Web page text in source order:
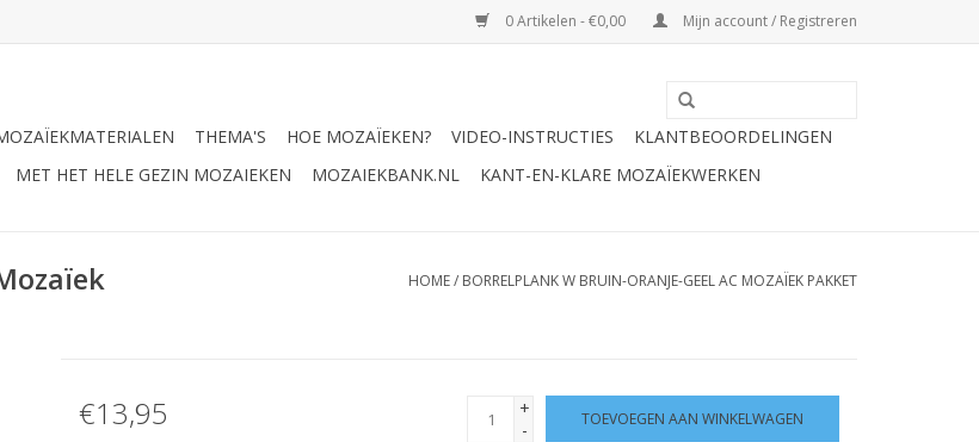
0 Artikelen - €0,00 Mijn account / Registreren
THEMA'S HOE MOZAÏEKEN? VIDEO-INSTRUCTIES
KLANTBEOORDELINGEN
MET HET HELE GEZIN MOZAIEKEN MOZAIEKBANK.NL KANT-EN-KLARE MOZAÏEKWERKEN
HOME/ BORRELPLANK W BRUIN-ORANJE-GEEL AC MOZAÏEK PAKKET
€13,95
+
-
TOEVOEGEN AAN WINKELWAGEN